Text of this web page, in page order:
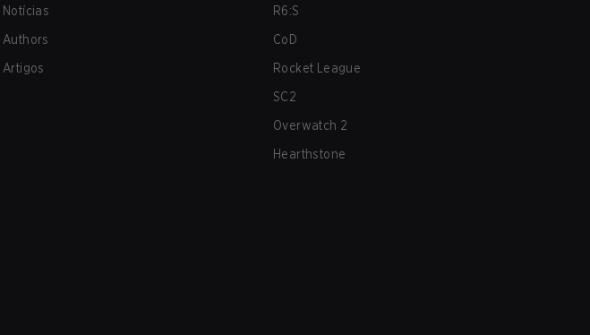
Notícias
Authors
Artigos
R6:S
CoD
Rocket League
SC2
Overwatch 2
Hearthstone